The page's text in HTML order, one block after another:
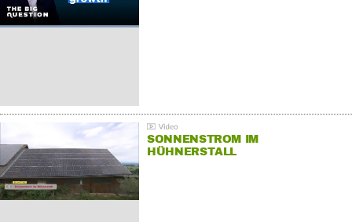
SONNENSTROM IM
HÜHNERSTALL